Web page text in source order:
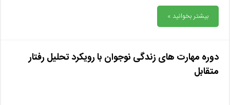
بیشتر بخوانید »
دوره مهارت های زندگی نوجوان با رویکرد تحلیل رفتار
متقابل